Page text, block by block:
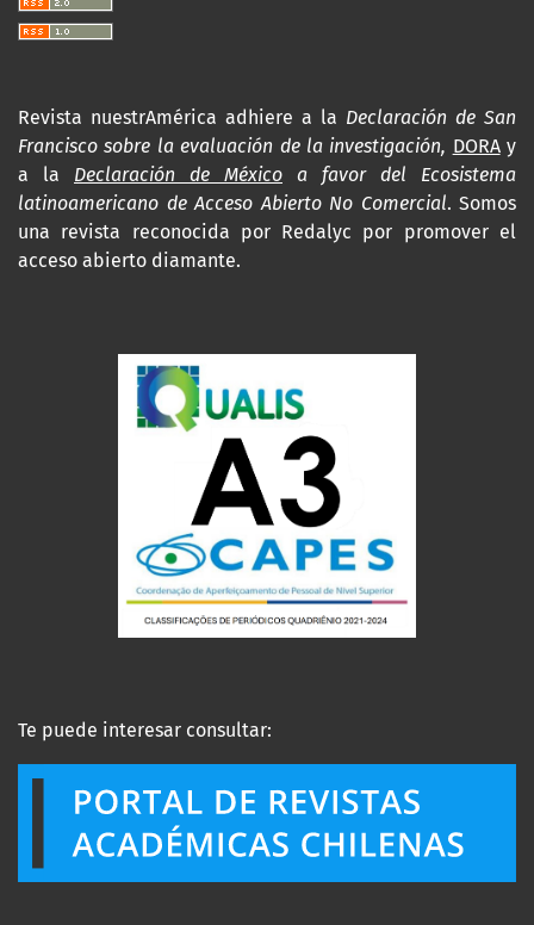
Revista nuestrAmérica adhiere a la Declaración de San
Francisco sobre la evaluación de la investigación, DORAy
a la Declaración de México a favor del Ecosistema
latinoamericano de Acceso Abierto No Comercial. Somos
una revista reconocida por Redalyc por promover el
acceso abierto diamante.
Te puede interesar consultar: